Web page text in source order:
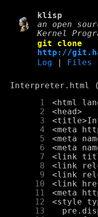
klisp
an open
Kernel
git clone
http://
Log
Files
Interpreter.html
      1
      2
      3
      4
      5
      6
      7
      8
      9
     10
     11
     12
     13